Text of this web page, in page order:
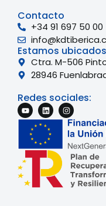
Contacto
+34 91 697 50 00
Estamos
Ctra. M-506
28946
Redes sociales: